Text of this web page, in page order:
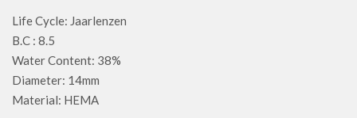
Life Cycle: Jaarlenzen
B.C : 8.5
Water Content: 38%
Diameter: 14mm
Material: HEMA